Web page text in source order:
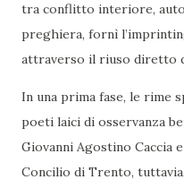
tra conflitto interiore,
preghiera, fornì
attraverso il riuso diretto
In una prima fase, le rime
poeti laici di osservanza
Giovanni Agostino Caccia
Concilio di Trento,